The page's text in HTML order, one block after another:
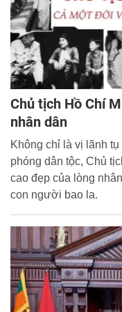
Chủ tịch Hồ Chí
nhân dân
Không chỉ là vị lãnh
phóng dân tộc, Chủ
cao đẹp của lòng
con người bao la.